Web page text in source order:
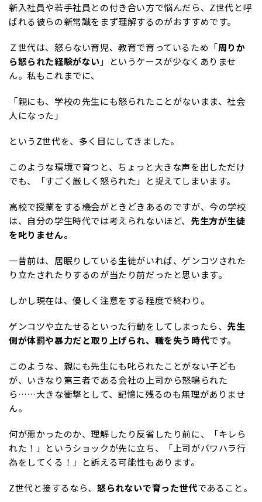
新入社員や若手社員との付き合い方で悩んだら、Z世代と呼
ばれる彼らの新常識をまず理解するのがおすすめです。
Ｚ世代は、怒らない育児、教育で育っているため「周りか
ら怒られた経験がない 」というケースが少なくありませ
ん。私もこれまでに、
「親にも、学校の先生にも怒られたことがないまま、社会
人になった」
というZ世代を、多く目にしてきました。
このような環境で育つと、ちょっと大きな声を出しただけ
でも、「すごく厳しく怒られた」と捉えてしまいます。
高校で授業をする機会がときどきあるのですが、今の学校
は、自分の学生時代では考えられないほど、 先生方が生徒
を叱りません。
一昔前は、居眠りしている生徒がいれば、ゲンコツされた
り立たされたりするのが当たり前だったと思います。
しかし現在は、優しく注意をする程度で終わり。
ゲンコツや立たせるといった行動をしてしまったら、 先生
側が体罰や暴力だと取り上げられ、職を失う時代です。
このような、親にも先生にも叱られたことがない子ども
が、いきなり第三者である会社の上司から怒鳴られた
ら……大きな衝撃として、記憶に残るのも無理がありませ
ん。
何が悪かったのか、理解したり反省したり前に、「キレら
れた！」というショックが先に立ち、「上司がパワハラ行
為をしてくる！」と訴える可能性もあります。
Z世代と接するなら、 怒られないで育った世代であること。